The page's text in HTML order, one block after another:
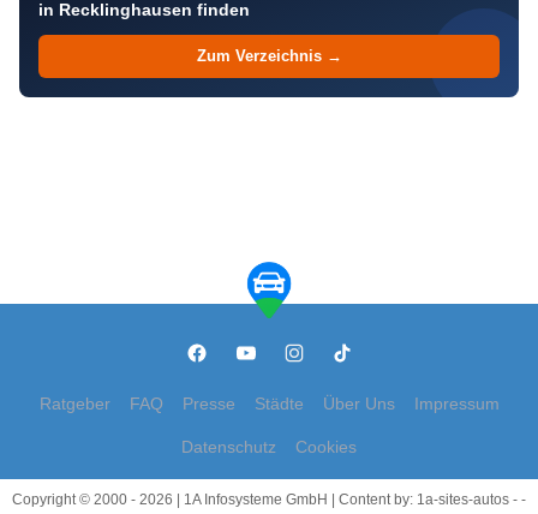
in Recklinghausen finden
Zum Verzeichnis →
Ratgeber FAQ Presse Städte Über Uns Impressum
Datenschutz Cookies
Copyright © 2000 - 2026 | 1A Infosysteme GmbH | Content by: 1a-sites-autos - -